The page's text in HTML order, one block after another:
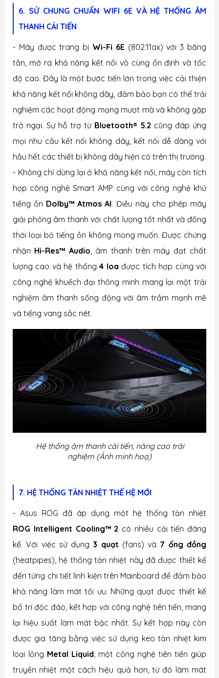
6. SỬ CHUNG CHUẨN WIFI 6E VÀ HỆ THỐNG ÂM
THANH CẢI TIẾN
- Máy được trang bị Wi-Fi 6E(802.11ax) với 3 băng
tần, mở ra khả năng kết nối vô cùng ổn định và tốc
độ cao. Đây là một bước tiến lớn trong việc cải thiện
khả năng kết nối không dây, đảm bảo bạn có thể trải
nghiệm các hoạt động mạng mượt mà và không gặp
trở ngại. Sự hỗ trợ từ Bluetooth® 5.2 cũng đáp ứng
mọi nhu cầu kết nối không dây, kết nối dễ dàng với
hầu hết các thiết bị không dây hiện có trên thị trường.
- Không chỉ dừng lại ở khả năng kết nối, máy còn tích
hợp công nghệ Smart AMP cùng với công nghệ khử
tiếng ồn Dolby™ Atmos AI. Điều này cho phép máy
giải phóng âm thanh với chất lượng tốt nhất và đồng
thời loại bỏ tiếng ồn không mong muốn. Được chứng
nhận Hi-Res™ Audio, âm thanh trên máy đạt chất
lượng cao và hệ thống4 loa được tích hợp cùng với
công nghệ khuếch đại thông minh mang lại một trải
nghiệm âm thanh sống động với âm trầm mạnh mẽ
và tiếng vang sắc nét.
Hệ thống âm thanh cải tiến, nâng cao trải
nghiệm (Ảnh minh hoạ)
7. HỆ THỐNG TẢN NHIỆT THẾ HỆ MỚI
- Asus ROG đã áp dụng một hệ thống tản nhiệt
ROG Intelligent Cooling™2 có nhiều cải tiến đáng
kể. Với việc sử dụng 3 quạt (fans) và 7 ống đồng
(heatpipes), hệ thống tản nhiệt này đã được thiết kế
đến từng chi tiết linh kiện trên Mainboard để đảm bảo
khả năng làm mát tối ưu. Những quạt được thiết kế
bố trí độc đáo, kết hợp với công nghệ tiên tiến, mang
lại hiệu suất làm mát bậc nhất. Sự kết hợp này còn
được gia tăng bằng việc sử dụng keo tản nhiệt kim
loại lỏng Metal Liquid , một công nghệ tiên tiến giúp
truyền nhiệt một cách hiệu quả hơn, từ đó làm mát